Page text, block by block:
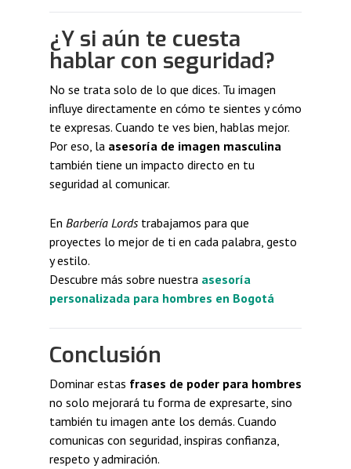
¿Y si aún te cuesta
hablar con seguridad?
No se trata solo de lo que dices. Tu imagen
influye directamente en cómo te sientes y cómo
te expresas. Cuando te ves bien, hablas mejor.
Por eso, la asesoría de imagen masculina
también tiene un impacto directo en tu
seguridad al comunicar.
En Barbería Lordstrabajamos para que
proyectes lo mejor de ti en cada palabra, gesto
y estilo.
Descubre más sobre nuestra asesoría
personalizada para hombres en Bogotá
Conclusión
Dominar estas frases de poder para hombres
no solo mejorará tu forma de expresarte, sino
también tu imagen ante los demás. Cuando
comunicas con seguridad, inspiras confianza,
respeto y admiración.